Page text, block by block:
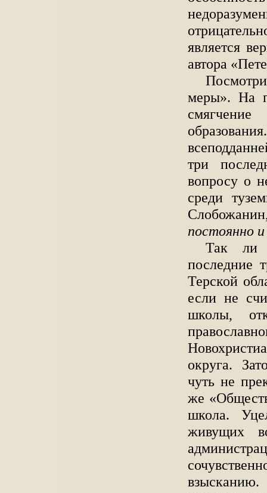
является
автора
меры». На
три
вопросу о
среди
постоянно
Так ли
последние
Терской
если не
школы,
округа.
чуть не
же
школа.
живущих